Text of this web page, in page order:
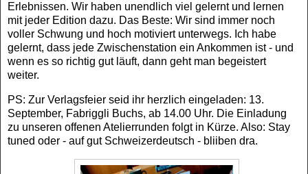
Erlebnissen. Wir haben unendlich viel gelernt und lernen
mit jeder Edition dazu. Das Beste: Wir sind immer noch
voller Schwung und hoch motiviert unterwegs. Ich habe
gelernt, dass jede Zwischenstation ein Ankommen ist - und
wenn es so richtig gut läuft, dann geht man begeistert
weiter.
PS: Zur Verlagsfeier seid ihr herzlich eingeladen: 13.
September, Fabriggli Buchs, ab 14.00 Uhr. Die Einladung
zu unseren offenen Atelierrunden folgt in Kürze. Also: Stay
tuned oder - auf gut Schweizerdeutsch - bliiben dra.